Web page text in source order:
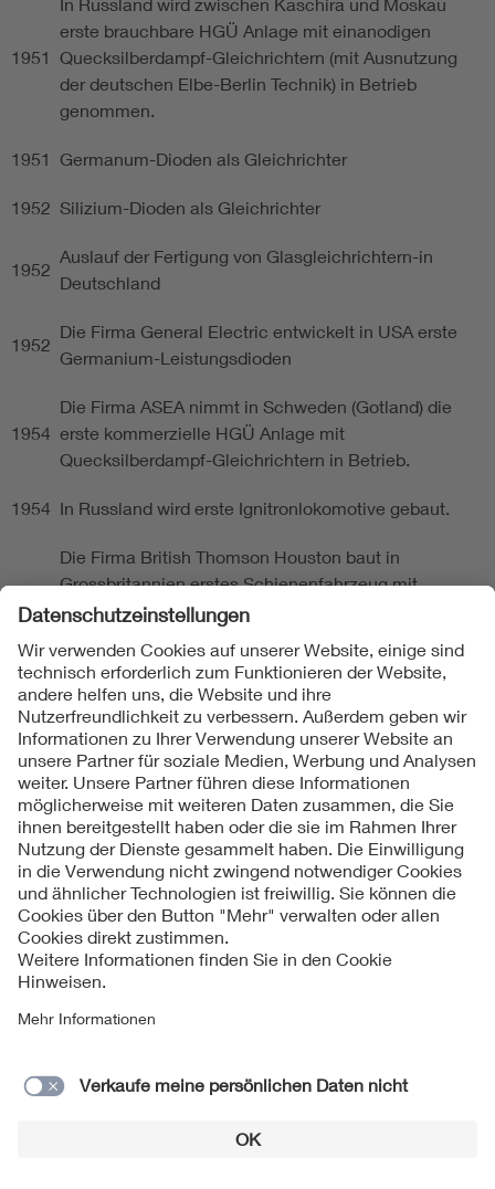
1951
erste brauchbare HGÜ Anlage mit einanodigen
Quecksilberdampf-Gleichrichtern (mit Ausnutzung
der deutschen Elbe-Berlin Technik) in Betrieb
genommen.
1951 Germanum-Dioden als Gleichrichter
1952 Silizium-Dioden als Gleichrichter
1952
Auslauf der Fertigung von Glasgleichrichtern-in
Deutschland
1952
Die Firma General Electric entwickelt in USA erste
Germanium-Leistungsdioden
1954
Die Firma ASEA nimmt in Schweden (Gotland) die
erste kommerzielle HGÜ Anlage mit
Quecksilberdampf-Gleichrichtern in Betrieb.
1954 In Russland wird erste Ignitronlokomotive gebaut.
Die Firma British Thomson Houston baut in
Grossbritannien erstes Schienenfahrzeug mit
Germaniumgleichrichter. Firma Mitsubishi daut in
1957
In USA wird der Thyristor, ein steuerbarer Silizium-
Halbleiter, entwickelt.
1957
Erste grosse Germaniumgleichrichter erden in USA
für Elektrolysen angewendet
1957
Die Firma Siemens baut in Deutschland erstes
Schienenfahrzeug mit Siliziumgleichrichter
1958
B. N. Tichmenjew publiziert in Moskau „
Wechselstromlokomotiven mit statischen
Stromrichtern“.
1958
In Japan wird erster Halbleiter-Leistungsgleichrichter
1959
Die Firma Siemens baut erste Lokomotive mit